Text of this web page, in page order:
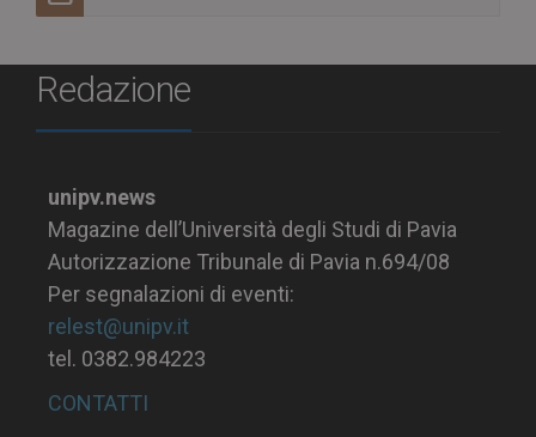
Redazione
unipv.news
Magazine dell’Università degli Studi di Pavia
Autorizzazione Tribunale di Pavia n.694/08
Per segnalazioni di eventi:
relest@unipv.it
tel. 0382.984223
CONTATTI